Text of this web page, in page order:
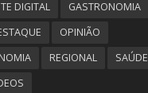
DIGITAL
GASTRONOMIA
OPINIÃO
REGIONAL
SAÚDE